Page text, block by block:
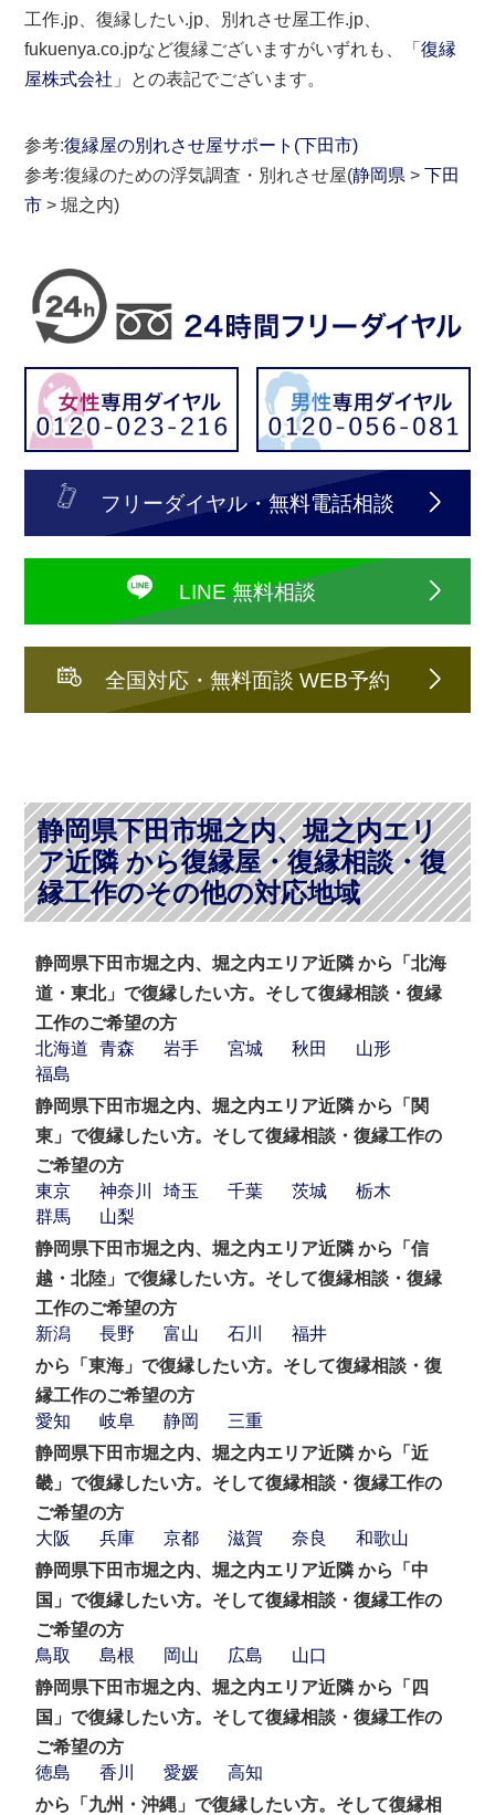
工作.jp、復縁したい.jp、別れさせ屋工作.jp、
fukuenya.co.jpなど復縁ございますがいずれも、「復縁
屋株式会社 」との表記でございます。
参考:復縁屋の別れさせ屋サポート(下田市)
参考:復縁のための浮気調査・別れさせ屋(静岡県 >下田
市 > 堀之内)
フリーダイヤル・無料電話相談
LINE 無料相談
全国対応・無料面談 WEB予約
静岡県下田市堀之内、堀之内エリ
ア近隣 から復縁屋・復縁相談・復
縁工作のその他の対応地域
静岡県下田市堀之内、堀之内エリア近隣 から「北海
道・東北」で復縁したい方。そして復縁相談・復縁
工作のご希望の方
北海道
青森 岩手 宮城 秋田
山形
福島
静岡県下田市堀之内、堀之内エリア近隣 から「関
東」で復縁したい方。そして復縁相談・復縁工作の
ご希望の方
東京
神奈川 埼玉 千葉 茨城
栃木
群馬
山梨
静岡県下田市堀之内、堀之内エリア近隣 から「信
越・北陸」で復縁したい方。そして復縁相談・復縁
工作のご希望の方
新潟
長野 富山 石川
福井
から「東海」で復縁したい方。そして復縁相談・復
縁工作のご希望の方
愛知
岐阜 静岡
三重
静岡県下田市堀之内、堀之内エリア近隣 から「近
畿」で復縁したい方。そして復縁相談・復縁工作の
ご希望の方
大阪
兵庫 京都 滋賀 奈良
和歌山
静岡県下田市堀之内、堀之内エリア近隣 から「中
国」で復縁したい方。そして復縁相談・復縁工作の
ご希望の方
鳥取
島根 岡山 広島
山口
静岡県下田市堀之内、堀之内エリア近隣 から「四
国」で復縁したい方。そして復縁相談・復縁工作の
ご希望の方
徳島
香川 愛媛
高知
から「九州・沖縄」で復縁したい方。そして復縁相